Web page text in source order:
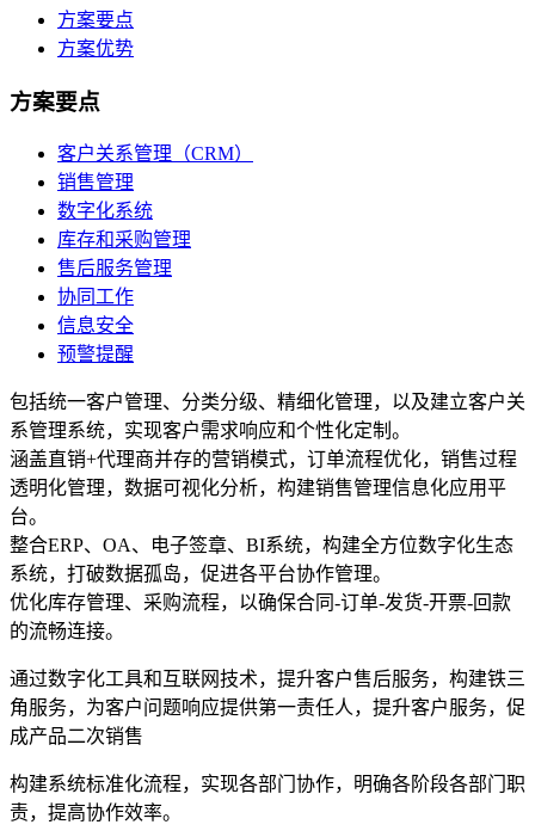
方案要点
方案优势
方案要点
客户关系管理（CRM）
销售管理
数字化系统
库存和采购管理
售后服务管理
协同工作
信息安全
预警提醒
包括统一客户管理、分类分级、精细化管理，以及建立客户关
系管理系统，实现客户需求响应和个性化定制。
涵盖直销+代理商并存的营销模式，订单流程优化，销售过程
透明化管理，数据可视化分析，构建销售管理信息化应用平
台。
整合ERP、OA、电子签章、BI系统，构建全方位数字化生态
系统，打破数据孤岛，促进各平台协作管理。
优化库存管理、采购流程，以确保合同-订单-发货-开票-回款
的流畅连接。
通过数字化工具和互联网技术，提升客户售后服务，构建铁三
角服务，为客户问题响应提供第一责任人，提升客户服务，促
成产品二次销售
构建系统标准化流程，实现各部门协作，明确各阶段各部门职
责，提高协作效率。